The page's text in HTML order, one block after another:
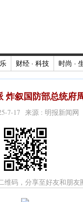
财经 · 科技 时尚 ·
炸叙国防部总统府
7-17 来源 : 明报新闻网
维码，分享至好友和朋友